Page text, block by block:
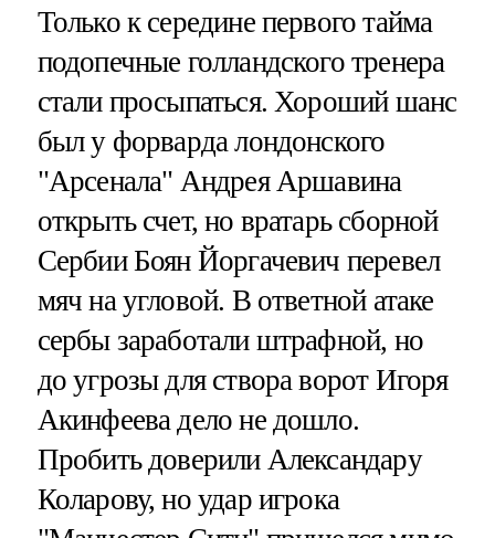
Только к середине первого тайма
подопечные голландского тренера
стали просыпаться. Хороший шанс
был у форварда лондонского
"Арсенала" Андрея Аршавина
открыть счет, но вратарь сборной
Сербии Боян Йоргачевич перевел
мяч на угловой. В ответной атаке
сербы заработали штрафной, но
до угрозы для створа ворот Игоря
Акинфеева дело не дошло.
Пробить доверили Александару
Коларову, но удар игрока